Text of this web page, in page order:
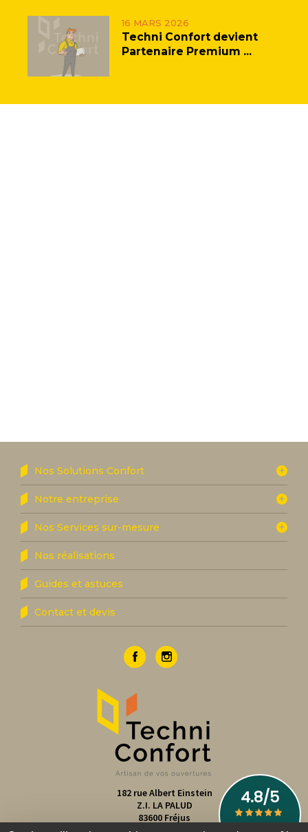
16 MARS 2026
Techni Confort devient
Partenaire Premium ...
182 rue Albert Einstein
Z.I. LA PALUD
83600 Fréjus
Nos Solutions Confort
Notre entreprise
Nos Services sur-mesure
Nos réalisations
Guides et astuces
Contact et devis